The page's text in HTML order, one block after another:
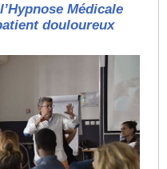
Médicale
douloureux